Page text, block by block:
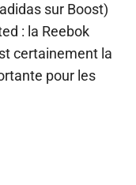
sur Boost)
: la Reebok
certainement la
pour les